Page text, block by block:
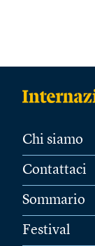
Chi siamo
Contattaci
Sommario
Festival